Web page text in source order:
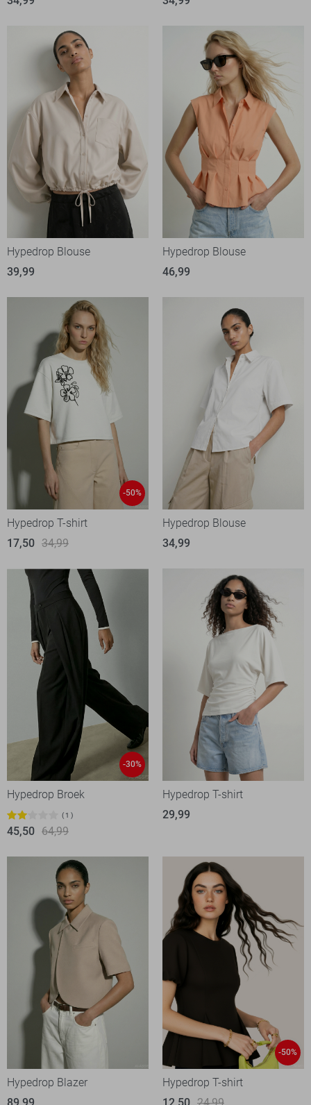
Hypedrop Blouse
39,99
Hypedrop Blouse
46,99
-50%
Hypedrop T-shirt
17,50 34,99
Hypedrop Blouse
34,99
-30%
Hypedrop Broek
1
45,50 64,99
Hypedrop T-shirt
29,99
Hypedrop Blazer
-50%
Hypedrop T-shirt